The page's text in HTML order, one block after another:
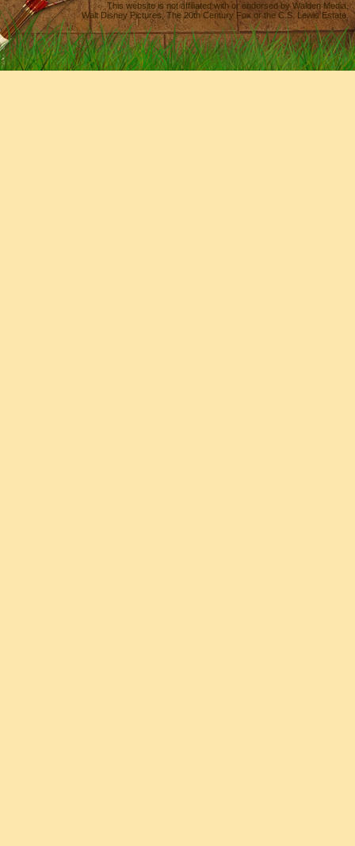
This website is not affiliated with or endorsed byWalden Media
Walt Disney Pictures,The 20th Century Fox or the C.S. Lewis Estate.